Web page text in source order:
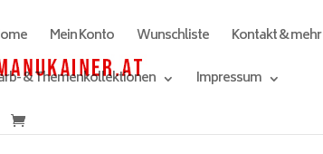
Mein Konto Wunschliste Kontakt & mehr
& Themenkollektionen
Impressum